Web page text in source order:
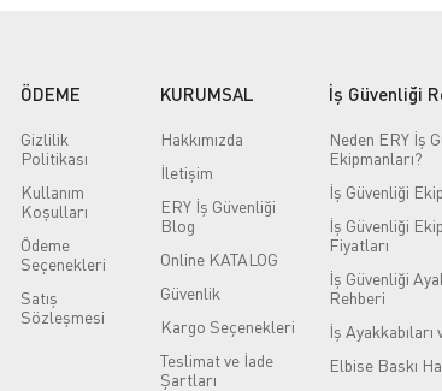
ÖDEME
Gizlilik
Politikası
Kullanım
Koşulları
Ödeme
Seçenekleri
Satış
Sözleşmesi
KURUMSAL
Hakkımızda
İletişim
ERY İş Güvenliği
Blog
Online KATALOG
Güvenlik
Kargo Seçenekleri
Teslimat ve İade
Şartları
İş Güvenliği
Neden ERY İş
Ekipmanları?
İş Güvenliği
İş Güvenliği
Fiyatları
İş Güvenliği
Rehberi
İş
Elbise Baskı